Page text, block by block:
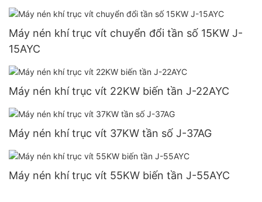
Máy nén khí trục vít chuyển đổi tần số 15KW J-
15AYC
Máy nén khí trục vít 22KW biến tần J-22AYC
Máy nén khí trục vít 37KW tần số J-37AG
Máy nén khí trục vít 55KW biến tần J-55AYC